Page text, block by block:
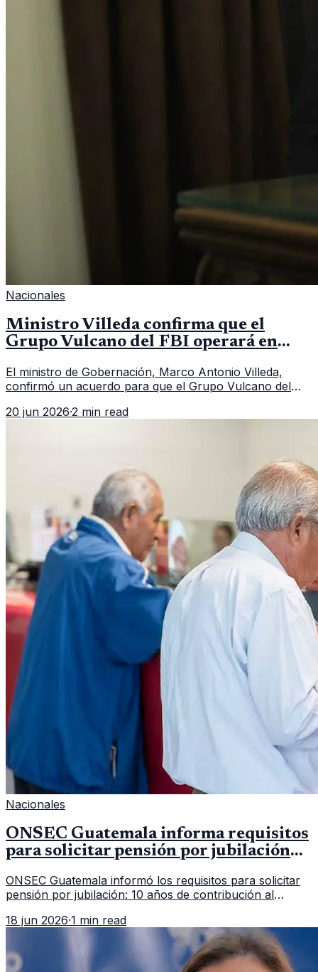
Nacionales
Ministro Villeda confirma que el
Grupo Vulcano del FBI operará en
El ministro de Gobernación, Marco Antonio Villeda,
confirmó un acuerdo para que el Grupo Vulcano del
fallido con la administración anterior del Ministerio
20 jun 2026·2 min read
Nacionales
ONSEC Guatemala informa requisitos
para solicitar pensión por jubilación
ONSEC Guatemala informó los requisitos para solicitar
pensión por jubilación: 10 años de contribución al
importar edad.
18 jun 2026·1 min read